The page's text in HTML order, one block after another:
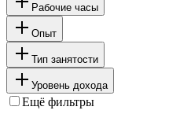
Рабочие часы
Опыт
Тип занятости
Уровень дохода
Ещё фильтры